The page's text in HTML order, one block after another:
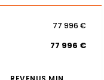
77 996 €
77 996 €